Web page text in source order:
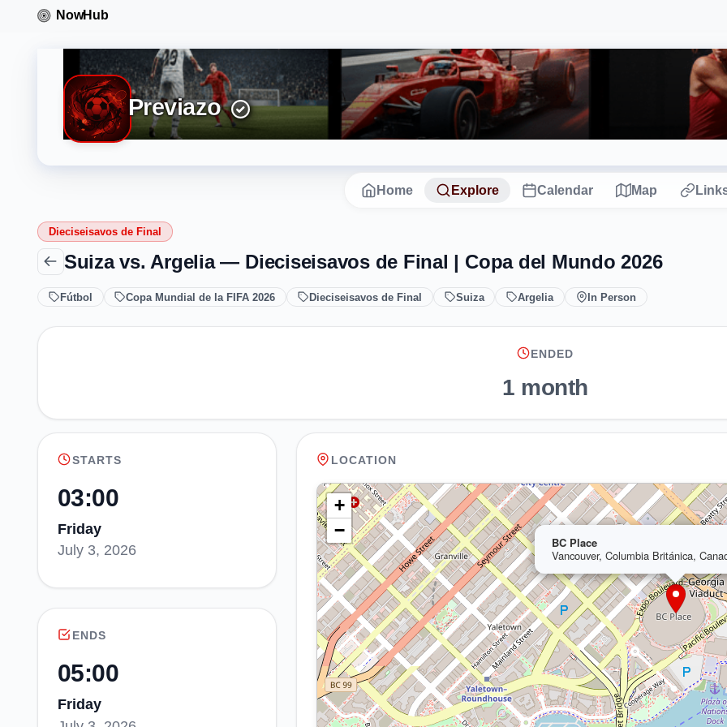
Previazo
Home Explore Calendar Map
Dieciseisavos de Final
Suiza vs. Argelia — Dieciseisavos de Final | Copa del Mundo 2026
Fútbol Copa Mundial de la FIFA 2026 Dieciseisavos de Final Suiza Argelia In Person
ENDED
1 month
STARTS
03:00
Friday
July 3, 2026
ENDS
05:00
Friday
LOCATION
BC Place
Vancouver, Columbia Británica,
+
−